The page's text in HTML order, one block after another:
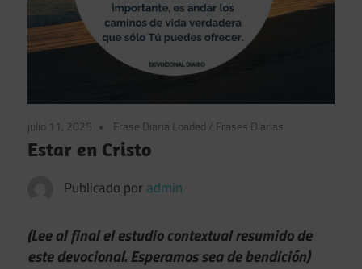
julio 11, 2025 Frase Diaria Loaded / Frases Diarias
Estar en Cristo
Publicado por admin
(Lee al final el estudio contextual resumido de
este devocional. Esperamos sea de bendición)